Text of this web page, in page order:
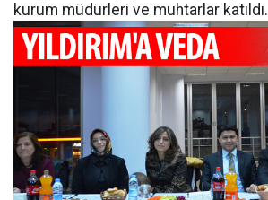
kurum müdürleri ve muhtarlar katıldı.